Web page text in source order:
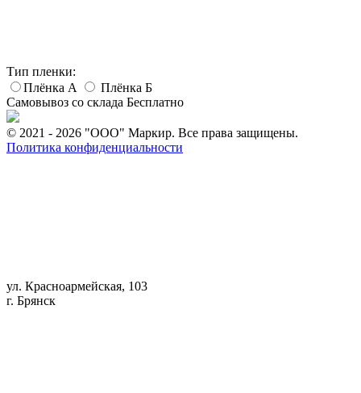
Тип пленки:
Плёнка А
Плёнка Б
Самовывоз со склада Бесплатно
© 2021 - 2026 "ООО" Маркир. Все права защищены.
Политика конфиденциальности
ул. Красноармейская, 103
г. Брянск